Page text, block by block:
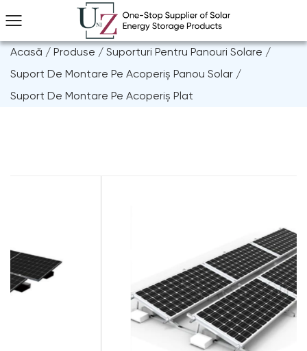
Acasă / Produse / Suporturi Pentru Panouri Solare /
Suport De Montare Pe Acoperiș Panou Solar /
Suport De Montare Pe Acoperiș Plat